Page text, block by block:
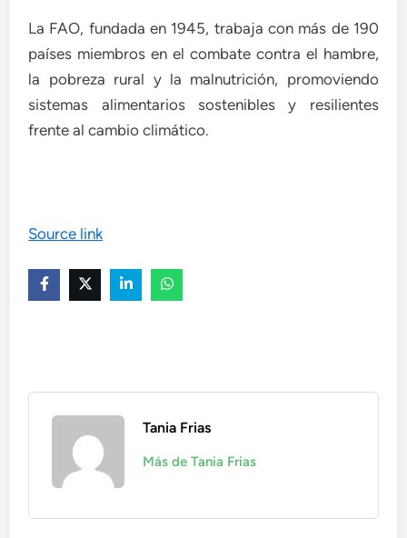
La FAO, fundada en 1945, trabaja con más de 190
países miembros en el combate contra el hambre,
la pobreza rural y la malnutrición, promoviendo
sistemas alimentarios sostenibles y resilientes
frente al cambio climático.
Source link
Tania Frias
Más de Tania Frias